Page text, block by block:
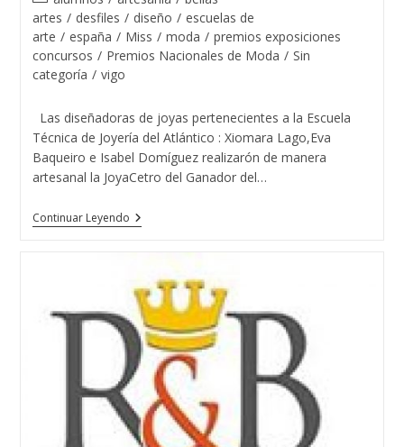
Atlántico
la
entrada:
la
entrada:
de
la
entrada:
artes / desfiles / diseño / escuelas de
arte / españa / Miss / moda / premios exposiciones
concursos / Premios Nacionales de Moda / Sin
categoría / vigo
Las diseñadoras de joyas pertenecientes a la Escuela
Técnica de Joyería del Atlántico : Xiomara Lago,Eva
Baqueiro e Isabel Domíguez realizarón de manera
artesanal la JoyaCetro del Ganador del…
Continuar LeyendoEl
Guapo
2015
Con
Las
Tres
Diseñadoras
De
Joyas
Del
Atlántico